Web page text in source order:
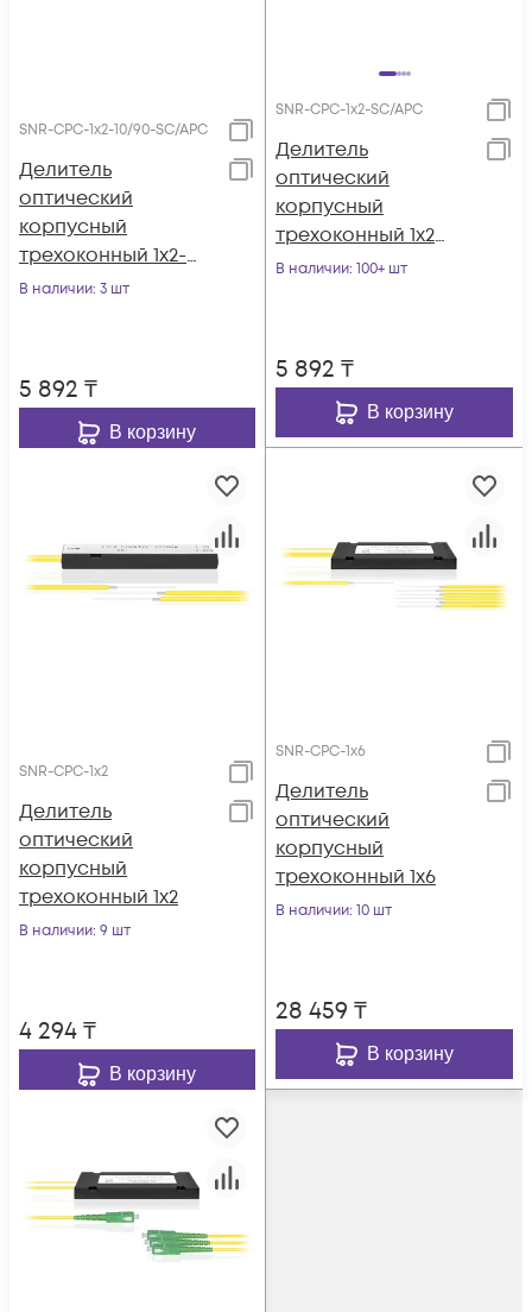
SNR-CPC-1x2-10/90-SC/APC
Делитель
оптический
корпусный
трехоконный 1х2-
10/90 SC/APC
В наличии: 3 шт
5 892 ₸
В корзину
SNR-CPC-1x2-SC/APC
Делитель
оптический
корпусный
трехоконный 1х2
SC/APC
В наличии: 100+ шт
5 892 ₸
В корзину
SNR-CPC-1x2
Делитель
оптический
корпусный
трехоконный 1х2
В наличии: 9 шт
4 294₸
В корзину
SNR-CPC-1x6
Делитель
оптический
корпусный
трехоконный 1х6
В наличии: 10 шт
28 459 ₸
В корзину